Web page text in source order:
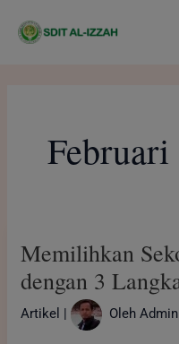
Februari
Memilihkan
dengan 3
Artikel | Oleh Admin
Sekolah
Untuk
Anak
dengan